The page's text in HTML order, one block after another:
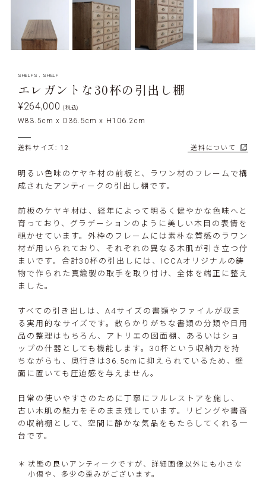
SHELFS , SHELF
エレガントな30杯の引出し棚
¥264,000 (税込)
W83.5cm x D36.5cm x H106.2cm
送料サイズ: 12 送料について
明るい色味のケヤキ材の前板と、ラワン材のフレームで構
成されたアンティークの引出し棚です。
前板のケヤキ材は、経年によって明るく健やかな色味へと
育っており、グラデーションのように美しい木目の表情を
覗かせています。外枠のフレームには素朴な質感のラワン
材が用いられており、それぞれの異なる木肌が引き立つ佇
まいです。合計30杯の引出しには、ICCAオリジナルの鋳
物で作られた真鍮製の取手を取り付け、全体を端正に整え
ました。
すべての引き出しは、A4サイズの書類やファイルが収ま
る実用的なサイズです。散らかりがちな書類の分類や日用
品の整理はもちろん、アトリエの図面棚、あるいはショ
ップの什器としても機能します。30杯という収納力を持
ちながらも、奥行きは36.5cmに抑えられているため、壁
面に置いても圧迫感を与えません。
日常の使いやすさのために丁寧にフルレストアを施し、
古い木肌の魅力をそのまま残しています。リビングや書斎
の収納棚として、空間に静かな気品をもたらしてくれる一
台です。
状態の良いアンティークですが、詳細画像以外にも小さな
小傷や、多少の歪みがございます。